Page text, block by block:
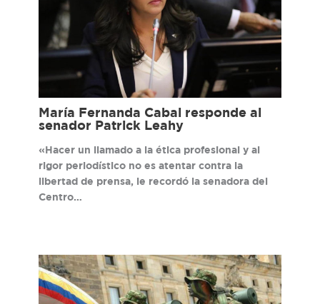
María Fernanda Cabal responde al
senador Patrick Leahy
«Hacer un llamado a la ética profesional y al
rigor periodístico no es atentar contra la
libertad de prensa, le recordó la senadora del
Centro…